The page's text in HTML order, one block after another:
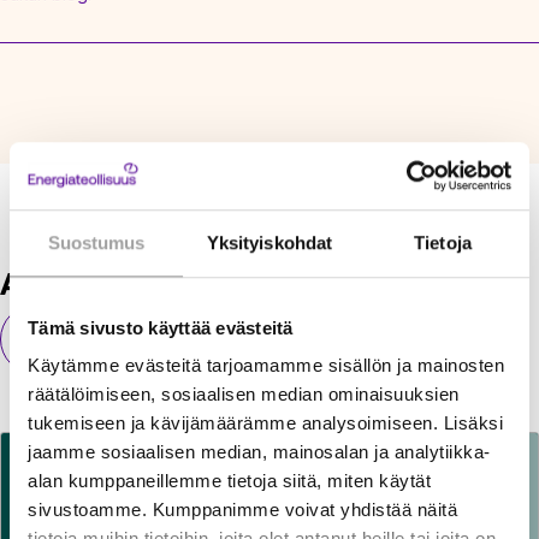
Suostumus Yksityiskohdat Tietoja
Tämä sivusto käyttää evästeitä
Käytämme evästeitä tarjoamamme sisällön ja mainosten
räätälöimiseen, sosiaalisen median ominaisuuksien
tukemiseen ja kävijämäärämme analysoimiseen. Lisäksi
jaamme sosiaalisen median, mainosalan ja analytiikka-
alan kumppaneillemme tietoja siitä, miten käytät
sivustoamme. Kumppanimme voivat yhdistää näitä
Ajankohtaista ja puheenaiheita
Kaikki ajankohtaiset